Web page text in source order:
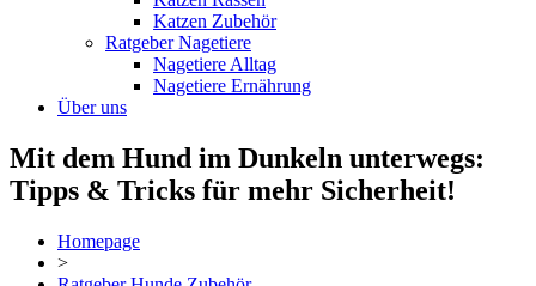
Katzen Zubehör
Ratgeber Nagetiere
Nagetiere Alltag
Nagetiere Ernährung
Über uns
Mit dem Hund im Dunkeln unterwegs:
Tipps & Tricks für mehr Sicherheit!
Homepage
>